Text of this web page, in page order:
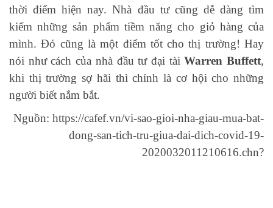
thời điểm hiện nay. Nhà đầu tư cũng dễ dàng tìm
kiếm những sản phẩm tiềm năng cho giỏ hàng của
mình. Đó cũng là một điểm tốt cho thị trường! Hay
nói như cách của nhà đầu tư đại tàiWarren Buffett,
khi thị trường sợ hãi thì chính là cơ hội cho những
người biết nắm bắt.
Nguồn: https://cafef.vn/vi-sao-gioi-nha-giau-mua-bat-
dong-san-tich-tru-giua-dai-dich-covid-19-
2020032011210616.chn?